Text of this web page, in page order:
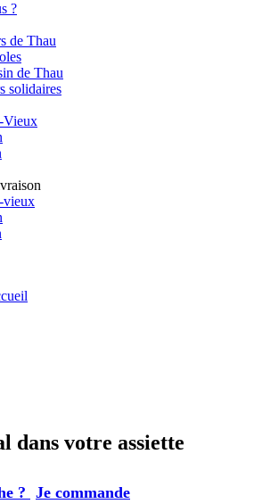
?
de Thau
de Thau
solidaires
Vieux
vieux
dans votre assiette
? Je commande